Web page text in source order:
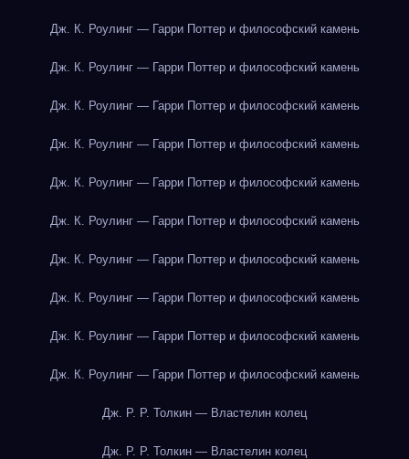
Дж. К. Роулинг — Гарри Поттер и философский камень
Дж. К. Роулинг — Гарри Поттер и философский камень
Дж. К. Роулинг — Гарри Поттер и философский камень
Дж. К. Роулинг — Гарри Поттер и философский камень
Дж. К. Роулинг — Гарри Поттер и философский камень
Дж. К. Роулинг — Гарри Поттер и философский камень
Дж. К. Роулинг — Гарри Поттер и философский камень
Дж. К. Роулинг — Гарри Поттер и философский камень
Дж. К. Роулинг — Гарри Поттер и философский камень
Дж. К. Роулинг — Гарри Поттер и философский камень
Дж. Р. Р. Толкин — Властелин колец
Дж. Р. Р. Толкин — Властелин колец